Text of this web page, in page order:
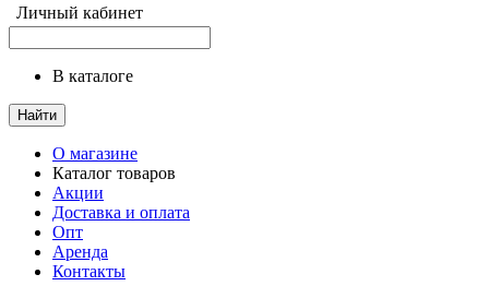
Личный кабинет
в каталоге
Найти
О магазине
Каталог товаров
Акции
Доставка и оплата
Опт
Аренда
Контакты